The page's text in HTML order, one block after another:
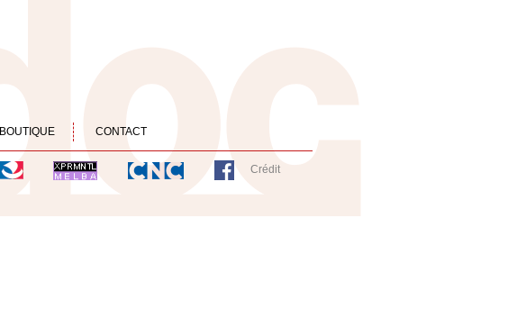
BOUTIQUE CONTACT
Crédit